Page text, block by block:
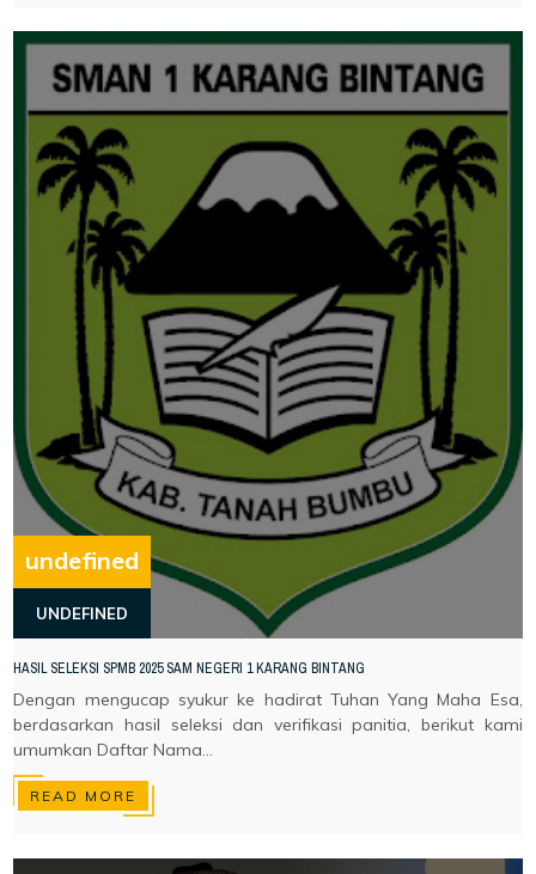
undefined
UNDEFINED
HASIL SELEKSI SPMB 2025 SAM NEGERI 1 KARANG BINTANG
Dengan mengucap syukur ke hadirat Tuhan Yang Maha Esa,
berdasarkan hasil seleksi dan verifikasi panitia, berikut kami
umumkan Daftar Nama...
READ MORE